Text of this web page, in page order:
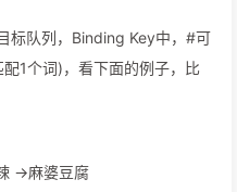
标队列，Binding Key中，#可
1个词)，看下面的例子，比
->麻婆豆腐